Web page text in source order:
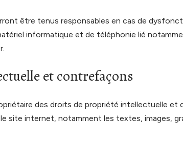
être tenus responsables en cas de
informatique et de téléphonie lié
et contrefaçons
des droits de propriété intellectuelle et
site internet, notamment les textes, images,